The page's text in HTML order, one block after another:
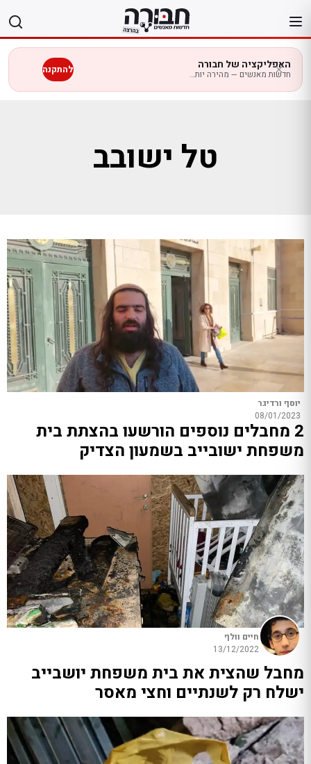
לתוכן
האפליקציה של חבורה
חדשות מאנשים — מהירה יותר בנייד להתקנה
טל ישובב
יוסף ורדיגר
08/01/2023
2 מחבלים נוספים הורשעו בהצתת בית
משפחת ישובייב בשמעון הצדיק
חיים וולף
13/12/2022
מחבל שהצית את בית משפחת יושבייב
ישלח רק לשנתיים וחצי מאסר